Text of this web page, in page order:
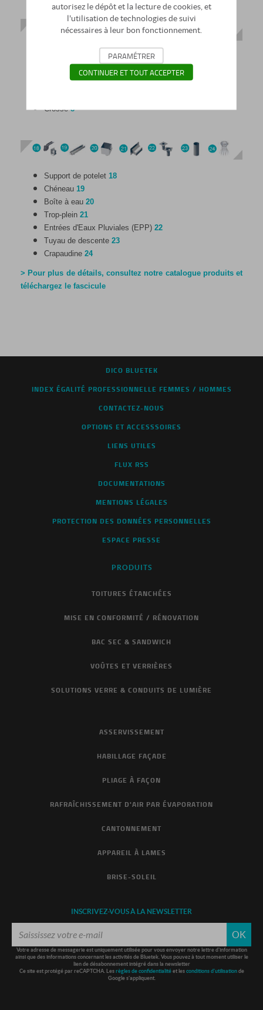
Costière soudée5
Costière de voûte6
Crosse8
Support de potelet 18
Chéneau 19
Boîte à eau 20
Trop-plein 21
Entrées d'Eaux Pluviales (EPP) 22
Tuyau de descente 23
Crapaudine 24
> Pour plus de détails, consultez notre catalogue produits et
téléchargez le fascicule
DICO BLUETEK
INDEX ÉGALITÉ PROFESSIONNELLE FEMMES / HOMMES
CONTACTEZ-NOUS
OPTIONS ET ACCESSSOIRES
LIENS UTILES
FLUX RSS
DOCUMENTATIONS
MENTIONS LÉGALES
PROTECTION DES DONNÉES PERSONNELLES
ESPACE PRESSE
PRODUITS
TOITURES ÉTANCHÉES
MISE EN CONFORMITÉ / RÉNOVATION
BAC SEC & SANDWICH
VOÛTES ET VERRIÈRES
SOLUTIONS VERRE & CONDUITS DE LUMIÈRE
ASSERVISSEMENT
HABILLAGE FAÇADE
PLIAGE À FAÇON
RAFRAÎCHISSEMENT D'AIR PAR ÉVAPORATION
CANTONNEMENT
APPAREIL À LAMES
BRISE-SOLEIL
INSCRIVEZ-VOUS À LA NEWSLETTER
OK
Votre adresse de messagerie est uniquement utilisée pour vous envoyer notre lettre d'information
ainsi que des informations concernant les activités de Bluetek. Vous pouvez à tout moment utiliser le
lien de désabonnement intégré dans la newsletter
Ce site est protégé par reCAPTCHA. Les règles de confidentialitéet les conditions d'utilisationde
Google s'appliquent.
autorisez le dépôt et la lecture de cookies, et
l'utilisation de technologies de suivi
nécessaires à leur bon fonctionnement.
PARAMÉTRER
CONTINUER ET TOUT ACCEPTER